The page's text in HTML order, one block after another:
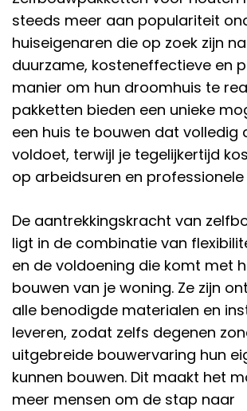
steeds meer aan populariteit
huiseigenaren die op zoek zijn
duurzame, kosteneffectieve en
manier om hun droomhuis te
pakketten bieden een unieke
een huis te bouwen dat volledig
voldoet, terwijl je tegelijkertijd
op arbeidsuren en professionele
De aantrekkingskracht van
ligt in de combinatie van
en de voldoening die komt met
bouwen van je woning. Ze zijn
alle benodigde materialen en
leveren, zodat zelfs degenen
uitgebreide bouwervaring hun
kunnen bouwen. Dit maakt het
meer mensen om de stap naar